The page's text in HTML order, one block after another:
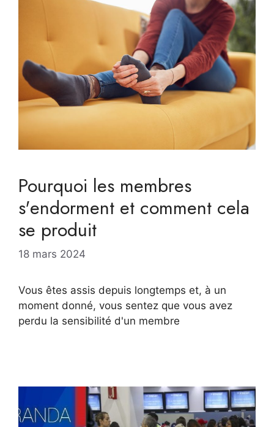
Pourquoi les membres
s'endorment et comment cela
se produit
18 mars 2024
Vous êtes assis depuis longtemps et, à un
moment donné, vous sentez que vous avez
perdu la sensibilité d'un membre